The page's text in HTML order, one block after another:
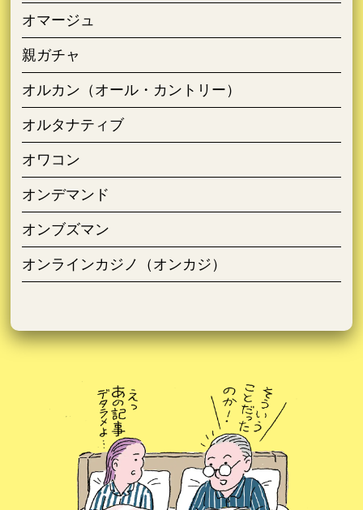
オマージュ
親ガチャ
オルカン（オール・カントリー）
オルタナティブ
オワコン
オンデマンド
オンブズマン
オンラインカジノ（オンカジ）